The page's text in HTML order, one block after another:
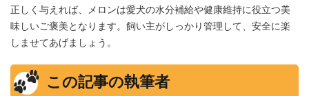
正しく与えれば、メロンは愛犬の水分補給や健康維持に役立つ美
味しいご褒美となります。飼い主がしっかり管理して、安全に楽
しませてあげましょう。
この記事の執筆者